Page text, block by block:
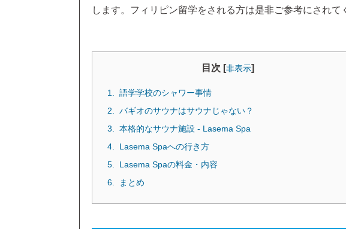
します。フィリピン留学をされる方は是非ご参考にされて
目次 [非表示]
語学学校のシャワー事情
バギオのサウナはサウナじゃない？
本格的なサウナ施設 - Lasema Spa
Lasema Spaへの行き方
Lasema Spaの料金・内容
まとめ